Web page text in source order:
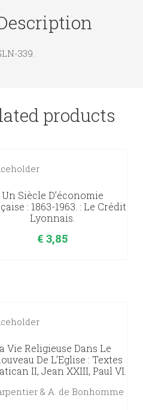
339.
products
Un Siècle D’économie
: 1863-1963. : Le Crédit
Lyonnais.
€ 3,85
Vie Religieuse Dans Le
De L’Eglise : Textes
II, Jean XXIII, Paul VI.
& A. de Bonhomme